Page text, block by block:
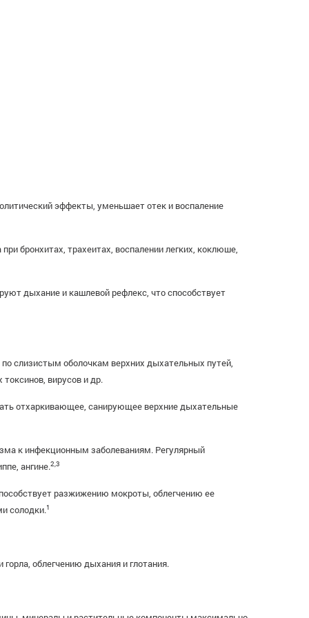
эффекты, уменьшает отек и воспаление
бронхитах, трахеитах, воспалении легких, коклюше,
дыхание и кашлевой рефлекс, что способствует
слизистым оболочкам верхних дыхательных путей,
вирусов и др.
отхаркивающее, санирующее верхние дыхательные
к инфекционным заболеваниям. Регулярный
ангине.2,3
разжижению мокроты, облегчению ее
солодки.1
облегчению дыхания и глотания.